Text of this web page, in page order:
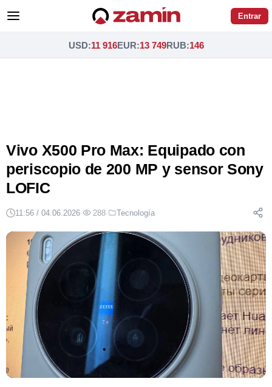
Entrar
USD:11 916EUR:13 749RUB:146
Vivo X500 Pro Max: Equipado con
periscopio de 200 MP y sensor Sony
LOFIC
11:56 / 04.06.2026· 288· Tecnología